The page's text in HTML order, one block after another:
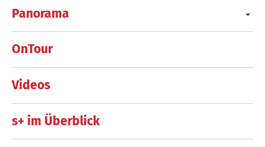
Panorama
OnTour
Videos
s+ im Überblick